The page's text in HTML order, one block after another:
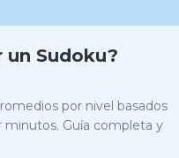
un Sudoku?
por nivel basados
minutos. Guía completa y